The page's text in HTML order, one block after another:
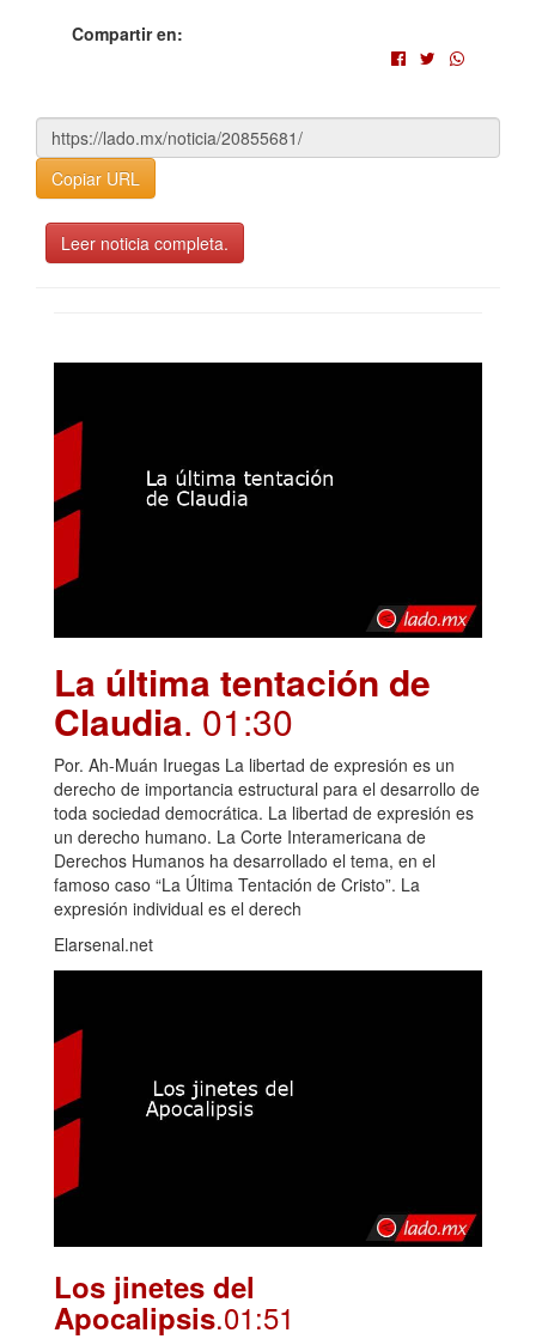
Compartir en:
Copiar URL
Leer noticia completa.
La última tentación de
Claudia. 01:30
Por. Ah-Muán Iruegas La libertad de expresión es un
derecho de importancia estructural para el desarrollo de
toda sociedad democrática. La libertad de expresión es
un derecho humano. La Corte Interamericana de
Derechos Humanos ha desarrollado el tema, en el
famoso caso “La Última Tentación de Cristo”. La
expresión individual es el derech
Elarsenal.net
Los jinetes del
Apocalipsis.01:51